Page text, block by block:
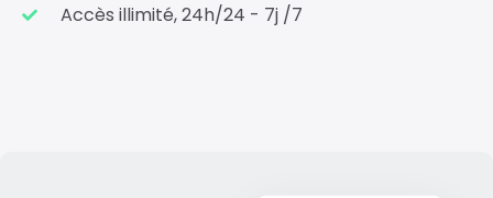
Accès illimité, 24h/24 - 7j /7